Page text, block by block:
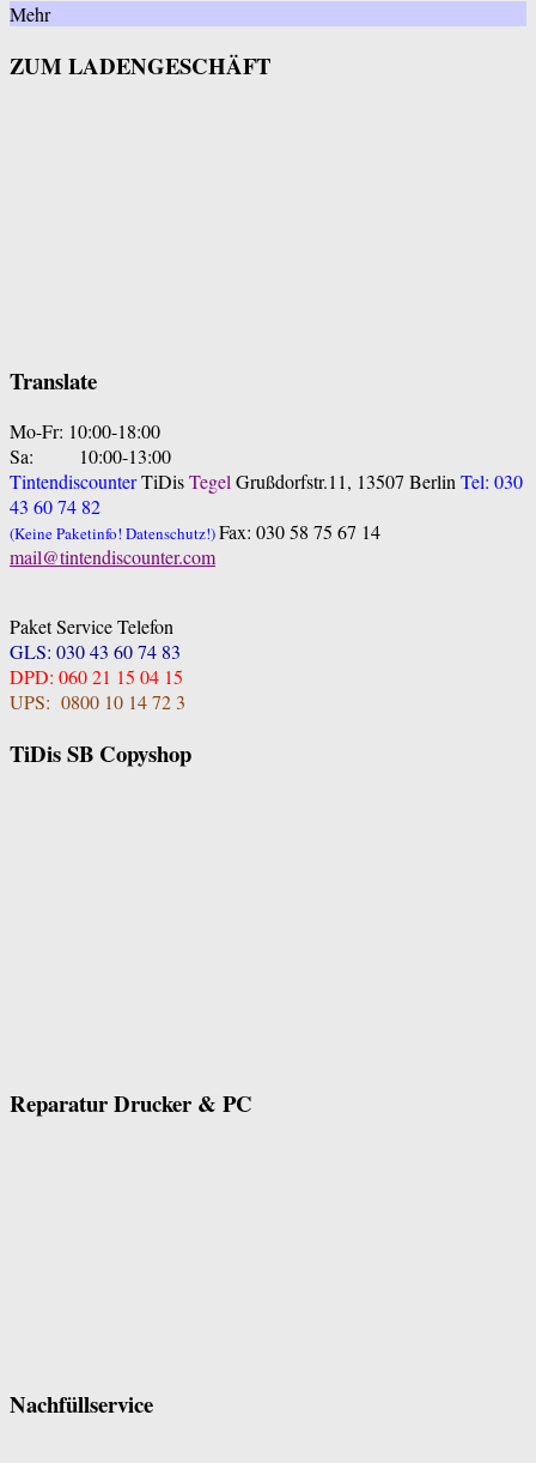
Mehr
ZUM LADENGESCHÄFT
Translate
Mo-Fr: 10:00-18:00
Sa: 10:00-13:00
TintendiscounterTiDisTegelGrußdorfstr.11, 13507 BerlinTel: 030
43 60 74 82
(Keine Paketinfo! Datenschutz!)Fax: 030 58 75 67 14
mail@tintendiscounter.com
Paket Service Telefon
GLS: 030 43 60 74 83
DPD: 060 21 15 04 15
UPS: 0800 10 14 72 3
TiDis SB Copyshop
Reparatur Drucker & PC
Nachfüllservice